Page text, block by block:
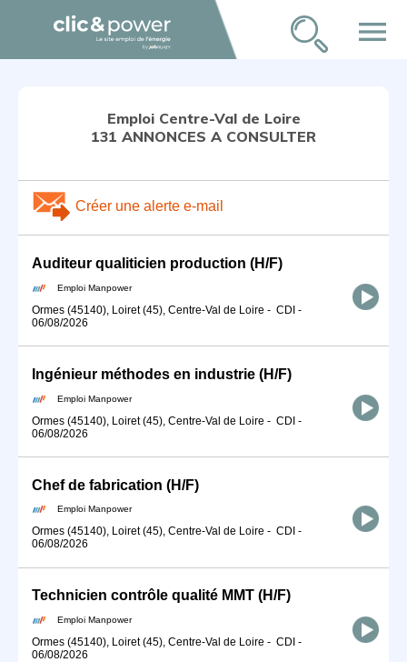
menu
Emploi Centre-Val de Loire
131 ANNONCES A CONSULTER
Créer une alerte e-mail
Auditeur qualiticien production (H/F)
Emploi Manpower
Ormes (45140), Loiret (45), Centre-Val de Loire - CDI -
06/08/2026
Ingénieur méthodes en industrie (H/F)
Emploi Manpower
Ormes (45140), Loiret (45), Centre-Val de Loire - CDI -
06/08/2026
Chef de fabrication (H/F)
Emploi Manpower
Ormes (45140), Loiret (45), Centre-Val de Loire - CDI -
06/08/2026
Technicien contrôle qualité MMT (H/F)
Emploi Manpower
Ormes (45140), Loiret (45), Centre-Val de Loire - CDI -
06/08/2026